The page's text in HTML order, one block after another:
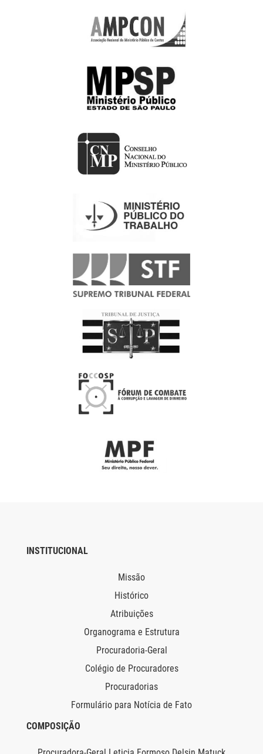
INSTITUCIONAL
Missão
Histórico
Atribuições
Organograma e Estrutura
Procuradoria-Geral
Colégio de Procuradores
Procuradorias
Formulário para Notícia de Fato
COMPOSIÇÃO